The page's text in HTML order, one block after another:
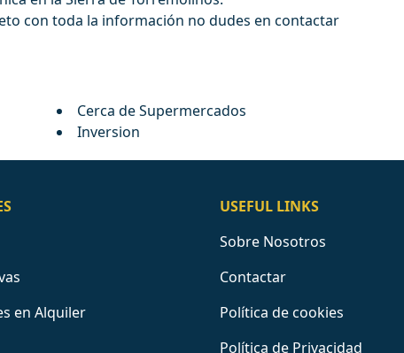
con toda la información no dudes en contactar
Cerca de Supermercados
Inversion
en Alquiler
USEFUL LINKS
Sobre Nosotros
Contactar
Política de cookies
Política de Privacidad